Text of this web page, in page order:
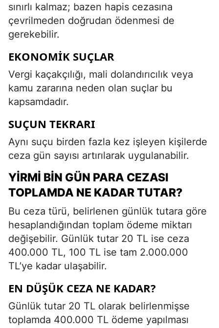
sınırlı kalmaz; bazen hapis cezasına
çevrilmeden doğrudan ödenmesi de
gerekebilir.
EKONOMIK SUÇLAR
Vergi kaçakçılığı, mali dolandırıcılık veya
kamu zararına neden olan suçlar bu
kapsamdadır.
SUÇUN TEKRARI
Aynı suçu birden fazla kez işleyen kişilerde
ceza gün sayısı artırılarak uygulanabilir.
YIRMI BIN GÜN PARA CEZASI
TOPLAMDA NE KADAR TUTAR?
Bu ceza türü, belirlenen günlük tutara göre
hesaplandığından toplam ödeme miktarı
değişebilir. Günlük tutar 20 TL ise ceza
400.000 TL, 100 TL ise tam 2.000.000
TL’ye kadar ulaşabilir.
EN DÜŞÜK CEZA NE KADAR?
Günlük tutar 20 TL olarak belirlenmişse
toplamda 400.000 TL ödeme yapılması